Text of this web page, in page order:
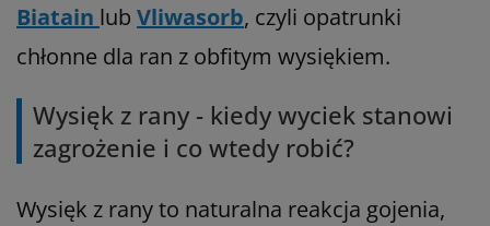
Biatain lub Vliwasorb, czyli opatrunki
chłonne dla ran z obfitym wysiękiem.
Wysięk z rany - kiedy wyciek stanowi
zagrożenie i co wtedy robić?
Wysięk z rany to naturalna reakcja gojenia,